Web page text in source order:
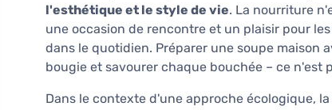
l'esthétique et le style de vie. La nourriture
une occasion de rencontre et un plaisir pour
dans le quotidien. Préparer une soupe maison
bougie et savourer chaque bouchée – ce n'est
Dans le contexte d'une approche écologique,